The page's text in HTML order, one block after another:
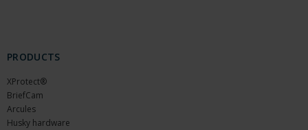
PRODUCTS
XProtect®
BriefCam
Arcules
Husky hardware